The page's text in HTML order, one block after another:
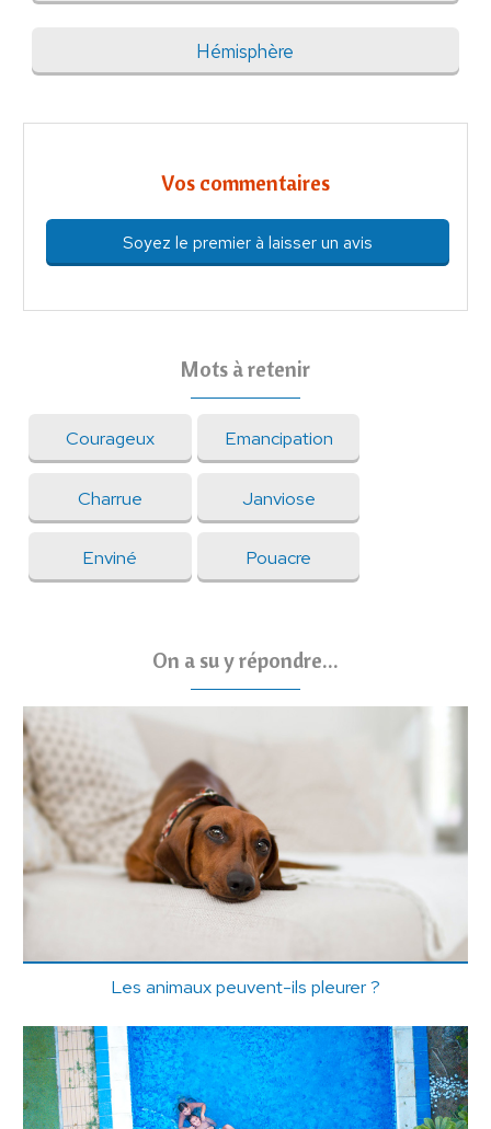
Hémisphère
Vos commentaires
Soyez le premier à laisser un avis
Mots à retenir
Courageux Emancipation
Charrue Janviose
Enviné Pouacre
On a su y répondre...
Les animaux peuvent-ils pleurer ?